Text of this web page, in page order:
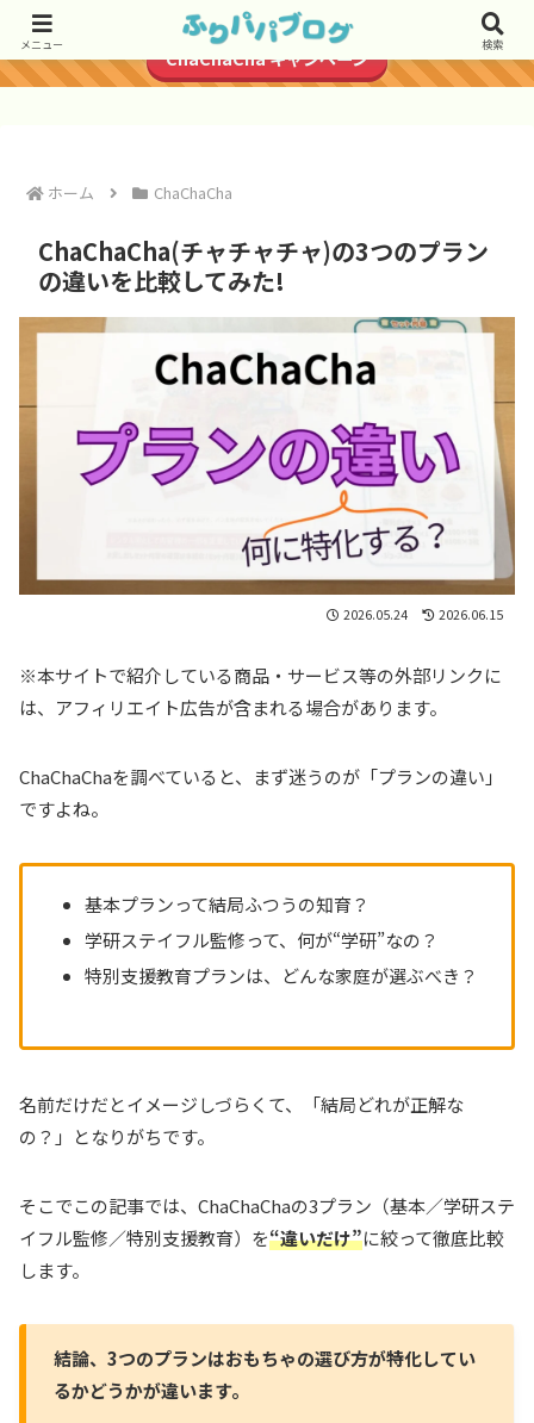
＼初月1円で始められる／
ChaChaCha キャンペーン
ホーム ChaChaCha
ChaChaCha(チャチャチャ)の3つのプラン
の違いを比較してみた!
2026.05.24 2026.06.15
※本サイトで紹介している商品・サービス等の外部リンクに
は、アフィリエイト広告が含まれる場合があります。
ChaChaChaを調べていると、まず迷うのが「プランの違い」
ですよね。
基本プランって結局ふつうの知育？
学研ステイフル監修って、何が“学研”なの？
特別支援教育プランは、どんな家庭が選ぶべき？
名前だけだとイメージしづらくて、「結局どれが正解な
の？」となりがちです。
そこでこの記事では、ChaChaChaの3プラン（基本／学研ステ
イフル監修／特別支援教育）を“違いだけ”に絞って徹底比較
します。
結論、3つのプランはおもちゃの選び方が特化してい
るかどうかが違います。
メニュー 検索